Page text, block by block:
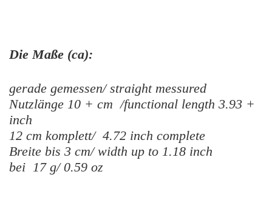
Die Maße (ca):
gerade gemessen/ straight messured
Nutzlänge 10 + cm /functional length 3.93 +
inch
12 cm komplett/ 4.72 inch complete
Breite bis 3 cm/ width up to 1.18 inch
bei 17 g/ 0.59 oz